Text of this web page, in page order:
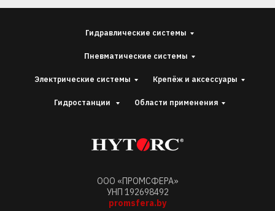
Гидравлические системы
Пневматические системы
Электрические системы Крепёж и аксессуары
Гидростанции Области применения
ООО «ПРОМСФЕРА»
УНП 192698492
promsfera.by